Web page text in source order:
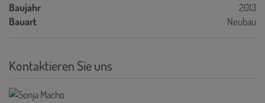
Baujahr
2013
Bauart
Neubau
Kontaktieren Sie uns